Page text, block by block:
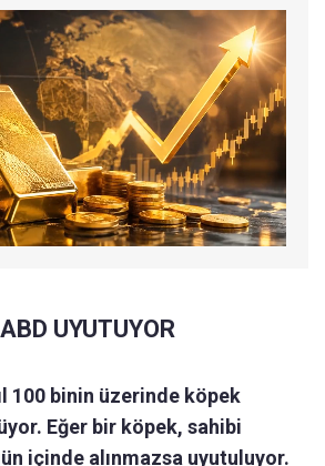
UYUTUYOR
100 binin üzerinde köpek
Eğer bir köpek, sahibi
içinde alınmazsa uyutuluyor.